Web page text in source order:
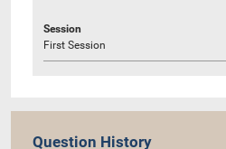
Session
First Session
Question History